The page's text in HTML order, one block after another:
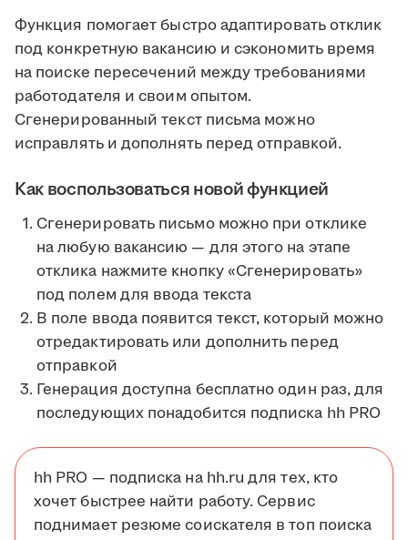
Функция помогает быстро адаптировать отклик
под конкретную вакансию и сэкономить время
на поиске пересечений между требованиями
работодателя и своим опытом.
Сгенерированный текст письма можно
исправлять и дополнять перед отправкой.
Как воспользоваться новой функцией
Сгенерировать письмо можно при отклике
на любую вакансию — для этого на этапе
отклика нажмите кнопку «Сгенерировать»
под полем для ввода текста
В поле ввода появится текст, который можно
отредактировать или дополнить перед
отправкой
Генерация доступна бесплатно один раз, для
последующих понадобится подписка hh PRO
hh PRO — подписка на hh.ru для тех, кто
хочет быстрее найти работу. Сервис
поднимает резюме соискателя в топ поиска